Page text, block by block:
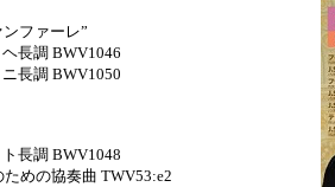
ファーレ”
長調 BWV1046
長調 BWV1050
長調 BWV1048
めの協奏曲 TWV53:e2